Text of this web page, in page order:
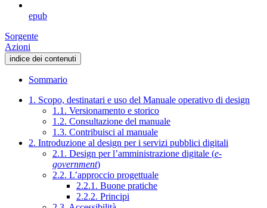
epub
Sorgente
Azioni
indice dei contenuti
Sommario
1. Scopo, destinatari e uso del Manuale operativo di design
1.1. Versionamento e storico
1.2. Consultazione del manuale
1.3. Contribuisci al manuale
2. Introduzione al design per i servizi pubblici digitali
2.1. Design per l’amministrazione digitale (e-
government)
2.2. L’approccio progettuale
2.2.1. Buone pratiche
2.2.2. Principi